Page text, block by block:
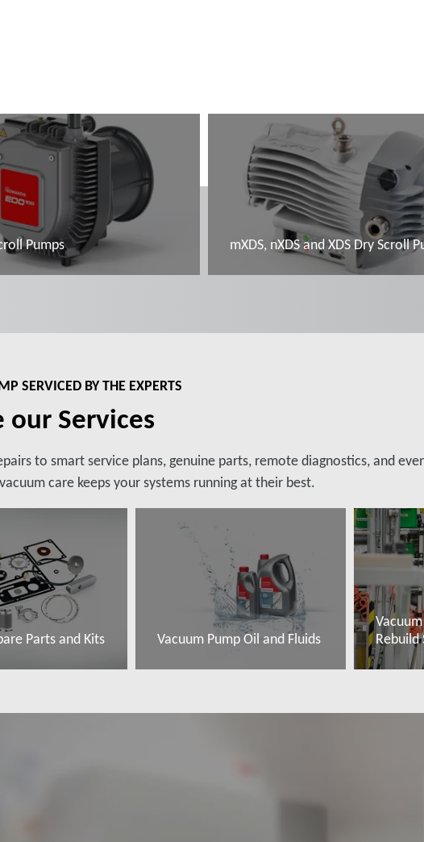
Pumps mXDS, nXDS and XDS Dry Scroll
SERVICED BY THE EXPERTS
our Services
to smart service plans, genuine parts, remote diagnostics, and
care keeps your systems running at their best.
Parts and Kits Vacuum Pump Oil and Fluids
Rebuild